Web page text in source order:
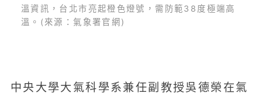
溫資訊，台北市亮起橙色燈號，需防範38度極端高
溫。(來源：氣象署官網)
中央大學大氣科學系兼任副教授吳德榮在氣